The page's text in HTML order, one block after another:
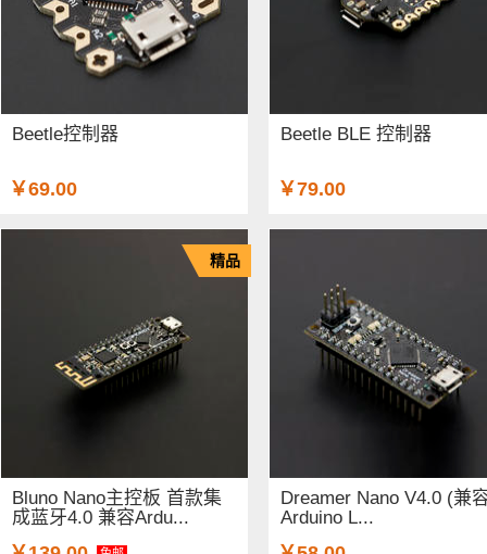
Beetle控制器
￥69.00
Beetle BLE 控制器
￥79.00
Bluno Nano主控板 首款集
成蓝牙4.0 兼容Ardu...
精品
Dreamer Nano V4.0 (兼
Arduino L...